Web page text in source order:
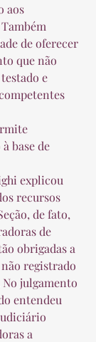
aos
de oferecer
que não
e
base de
explicou
recursos
de fato,
de
obrigadas a
registrado
No julgamento
entendeu
a